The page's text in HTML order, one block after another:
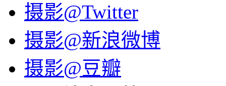
摄影@Twitter
摄影@新浪微博
摄影@豆瓣